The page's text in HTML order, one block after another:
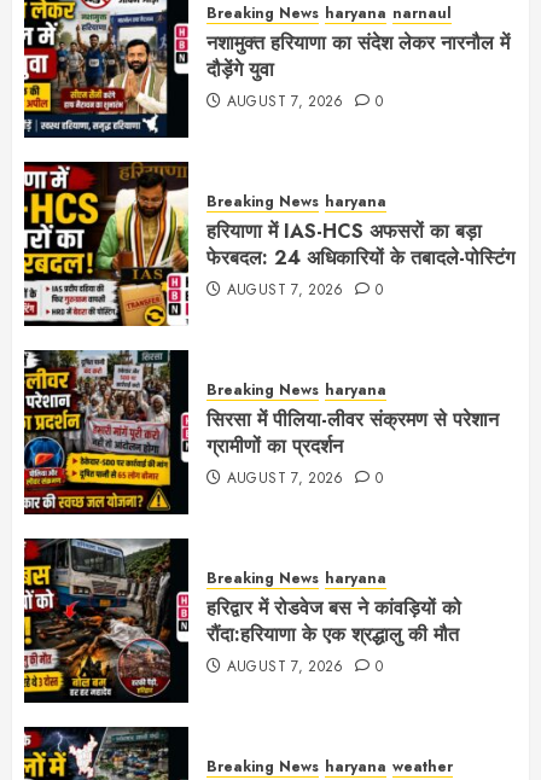
Breaking News haryana narnaul
नशामुक्त हरियाणा का संदेश लेकर नारनौल में
दौड़ेंगे युवा
AUGUST 7, 2026 0
Breaking News haryana
हरियाणा में IAS-HCS अफसरों का बड़ा
फेरबदल: 24 अधिकारियों के तबादले-पोस्टिंग
AUGUST 7, 2026 0
Breaking News haryana
सिरसा में पीलिया-लीवर संक्रमण से परेशान
ग्रामीणों का प्रदर्शन
AUGUST 7, 2026 0
Breaking News haryana
हरिद्वार में रोडवेज बस ने कांवड़ियों को
रौंदा:हरियाणा के एक श्रद्धालु की मौत
AUGUST 7, 2026 0
Breaking News haryana weather